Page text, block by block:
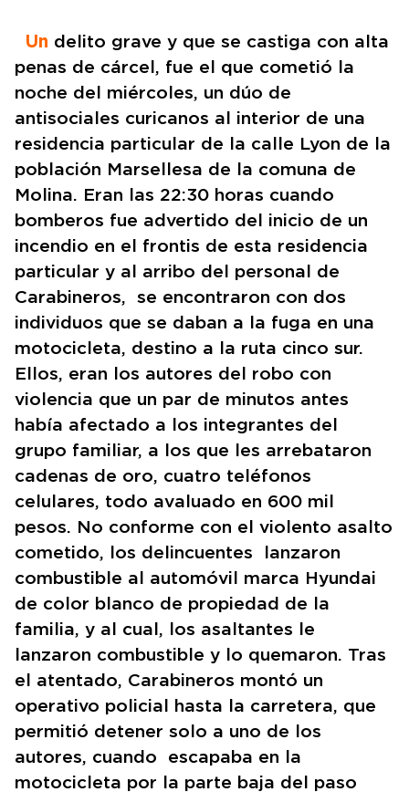
Un delito grave y que se castiga con alta
penas de cárcel, fue el que cometió la
noche del miércoles, un dúo de
antisociales curicanos al interior de una
residencia particular de la calle Lyon de la
población Marsellesa de la comuna de
Molina. Eran las 22:30 horas cuando
bomberos fue advertido del inicio de un
incendio en el frontis de esta residencia
particular y al arribo del personal de
Carabineros, se encontraron con dos
individuos que se daban a la fuga en una
motocicleta, destino a la ruta cinco sur.
Ellos, eran los autores del robo con
violencia que un par de minutos antes
había afectado a los integrantes del
grupo familiar, a los que les arrebataron
cadenas de oro, cuatro teléfonos
celulares, todo avaluado en 600 mil
pesos. No conforme con el violento asalto
cometido, los delincuentes lanzaron
combustible al automóvil marca Hyundai
de color blanco de propiedad de la
familia, y al cual, los asaltantes le
lanzaron combustible y lo quemaron. Tras
el atentado, Carabineros montó un
operativo policial hasta la carretera, que
permitió detener solo a uno de los
autores, cuando escapaba en la
motocicleta por la parte baja del paso